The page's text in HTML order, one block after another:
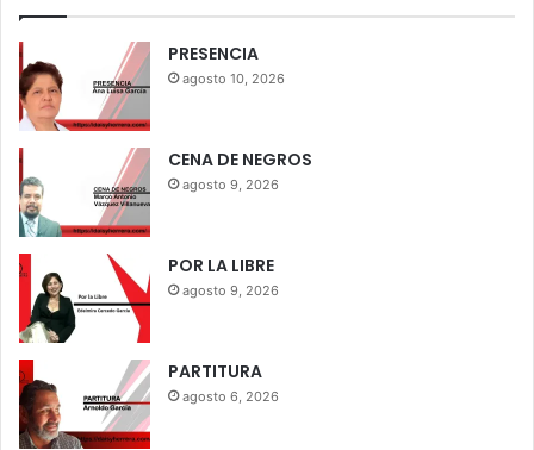
PRESENCIA
agosto 10, 2026
CENA DE NEGROS
agosto 9, 2026
POR LA LIBRE
agosto 9, 2026
PARTITURA
agosto 6, 2026